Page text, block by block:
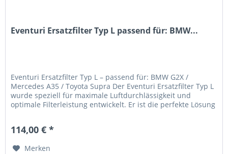
Eventuri Ersatzfilter Typ L passend für: BMW...
Eventuri Ersatzfilter Typ L – passend für: BMW G2X /
Mercedes A35 / Toyota Supra Der Eventuri Ersatzfilter Typ L
wurde speziell für maximale Luftdurchlässigkeit und
optimale Filterleistung entwickelt. Er ist die perfekte Lösung
114,00 € *
Merken